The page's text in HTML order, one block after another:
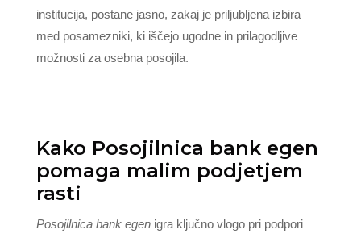
institucija, postane jasno, zakaj je priljubljena izbira
med posamezniki, ki iščejo ugodne in prilagodljive
možnosti za osebna posojila.
Kako Posojilnica bank egen
pomaga malim podjetjem
rasti
Posojilnica bank egenigra ključno vlogo pri podpori